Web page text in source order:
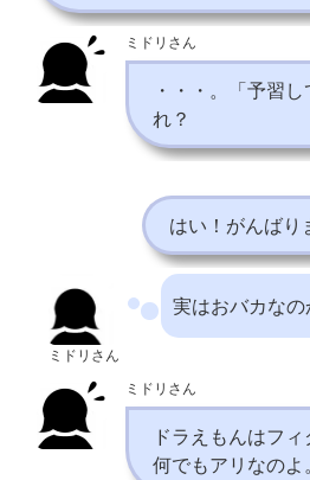
ミドリさん
・・・。「予習
れ？
はい！がんばり
ミドリさん
実はおバカなの
ミドリさん
ドラえもんはフィ
何でもアリなのよ。